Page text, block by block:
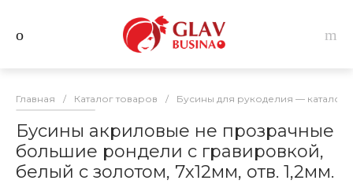
Главная / Каталог товаров / Бусины для рукоделия — каталог
Бусины акриловые не прозрачные
большие рондели с гравировкой,
белый с золотом, 7х12мм, отв. 1,2мм.